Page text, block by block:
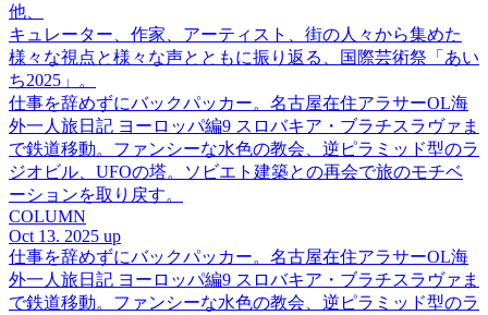
他、
キュレーター、作家、アーティスト、街の人々から集めた
様々な視点と様々な声とともに振り返る、国際芸術祭「あい
ち2025」。
仕事を辞めずにバックパッカー。名古屋在住アラサーOL海
外一人旅日記 ヨーロッパ編9 スロバキア・ブラチスラヴァま
で鉄道移動。ファンシーな水色の教会、逆ピラミッド型のラ
ジオビル、UFOの塔。ソビエト建築との再会で旅のモチベ
ーションを取り戻す。
COLUMN
Oct 13. 2025 up
仕事を辞めずにバックパッカー。名古屋在住アラサーOL海
外一人旅日記 ヨーロッパ編9 スロバキア・ブラチスラヴァま
で鉄道移動。ファンシーな水色の教会、逆ピラミッド型のラ